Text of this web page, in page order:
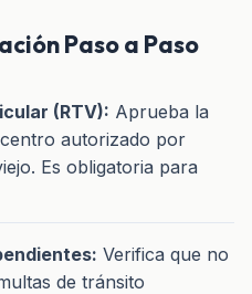
Paso a Paso
(RTV): Aprueba la
autorizado por
Es obligatoria para
Verifica que no
de tránsito